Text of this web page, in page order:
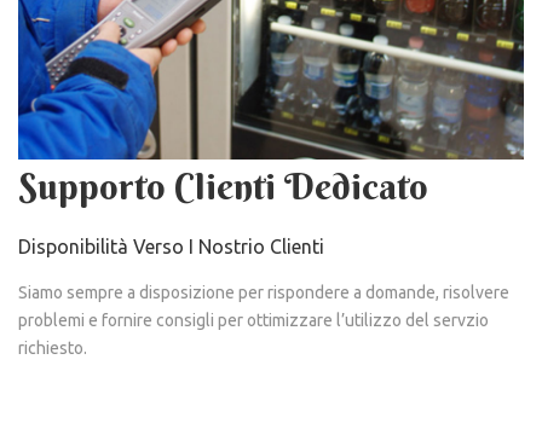
Supporto Clienti Dedicato
Disponibilità Verso I Nostrio Clienti
Siamo sempre a disposizione per rispondere a domande, risolvere
problemi e fornire consigli per ottimizzare l’utilizzo del servzio
richiesto.